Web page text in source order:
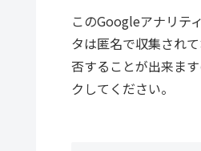
このGoogleアナリテ
タは匿名で収集され
否することが出来ま
クしてください。